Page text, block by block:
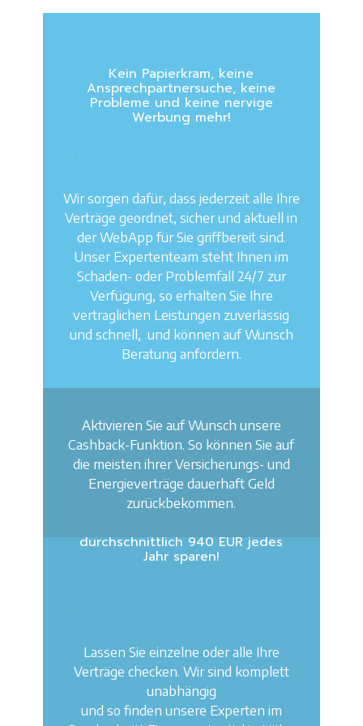
Kein Papierkram, keine
Ansprechpartnersuche, keine
Probleme und keine nervige
Werbung mehr!
.
Wir sorgen dafür, dass jederzeit alle Ihre
Verträge geordnet, sicher und aktuell in
der WebApp für Sie griffbereit sind.
Unser Expertenteam steht Ihnen im
Schaden- oder Problemfall 24/7 zur
Verfügung, so erhalten Sie Ihre
vertraglichen Leistungen zuverlässig
und schnell, und können auf Wunsch
Beratung anfordern.
Cashback auf bestehende und
neue Versicherungs und
Energieverträge!
Aktivieren Sie auf Wunsch unsere
Cashback-Funktion. So können Sie auf
die meisten ihrer Versicherungs- und
Energieverträge dauerhaft Geld
zurückbekommen.
durchschnittlich 940 EUR jedes
Jahr sparen!
.
Lassen Sie einzelne oder alle Ihre
Verträge checken. Wir sind komplett
unabhängig
und so finden unsere Experten im